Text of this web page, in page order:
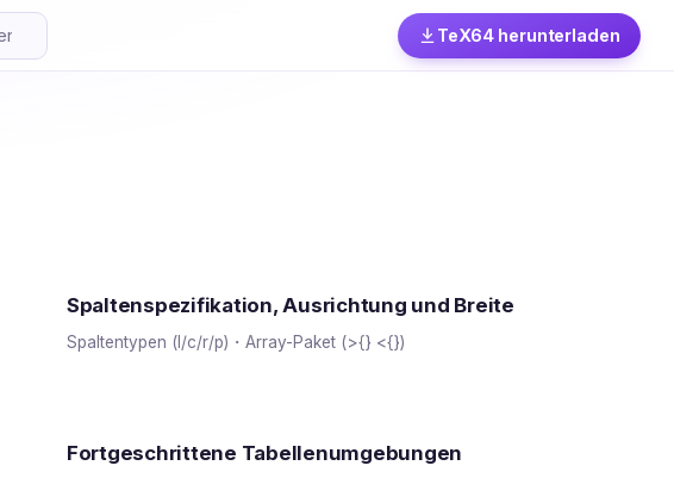
TeX64 herunterladen
Spaltenspezifikation, Ausrichtung und Breite
Spaltentypen (l/c/r/p)・Array-Paket (>{} <{})
Fortgeschrittene Tabellenumgebungen